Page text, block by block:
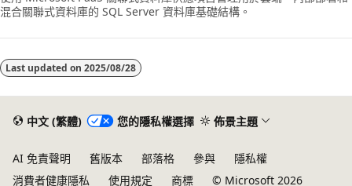
混合關聯式資料庫的 SQL Server 資料庫基礎結構。
Last updated on 2025/08/28
中文 (繁體) 您的隱私權選擇 佈景主題
AI 免責聲明 舊版本 部落格 參與
隱私權
消費者健康隱私
使用規定 商標 © Microsoft 2026